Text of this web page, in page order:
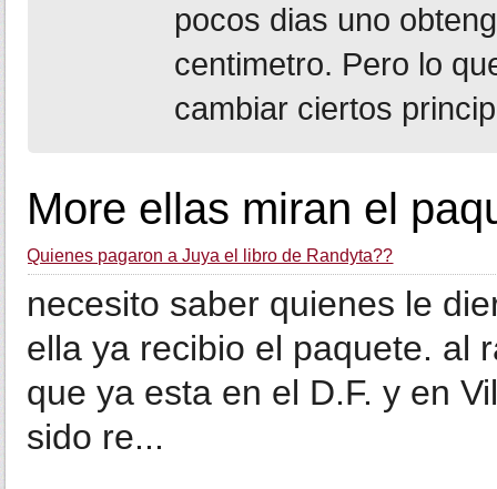
pocos dias uno
centimetro. Pero lo
cambiar ciertos
More ellas miran el
Quienes pagaron a Juya el libro de Randyta??
necesito saber quienes le
ella ya recibio el paquete. al
que ya esta en el D.F. y en
sido re...